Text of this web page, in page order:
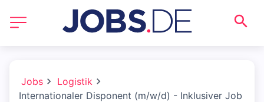
Jobs
Logistik
Internationaler Disponent (m/w/d) - Inklusiver Job